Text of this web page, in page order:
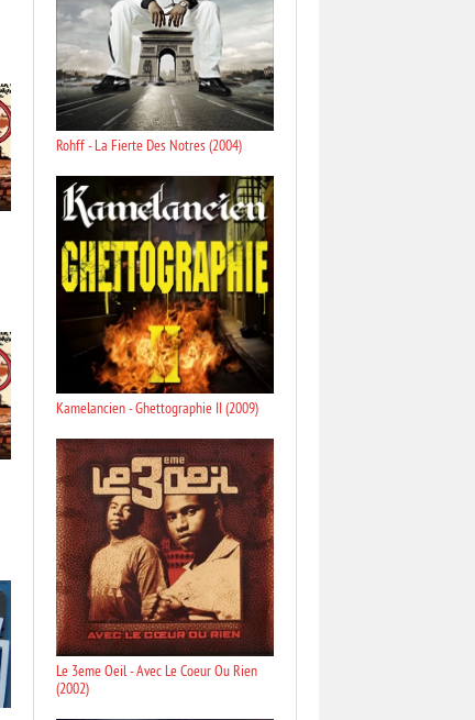
Rohff - La Fierte Des Notres (2004)
Kamelancien - Ghettographie II (2009)
Le 3eme Oeil - Avec Le Coeur Ou Rien
(2002)